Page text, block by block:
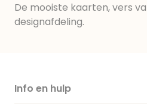
De mooiste kaarten, vers
designafdeling.
Info en hulp